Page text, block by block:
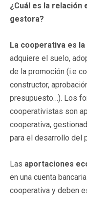
¿Cuál es la relación
gestora?
La cooperativa es
adquiere el suelo,
de la promoción (i.e
constructor,
presupuesto…). Los
cooperativistas son
cooperativa,
para el desarrollo del
Las aportaciones
en una cuenta
cooperativa y deben